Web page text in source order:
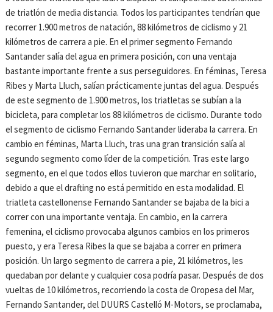
de triatlón de media distancia. Todos los participantes tendrían que
recorrer 1.900 metros de natación, 88 kilómetros de ciclismo y 21
kilómetros de carrera a pie. En el primer segmento Fernando
Santander salía del agua en primera posición, con una ventaja
bastante importante frente a sus perseguidores. En féminas, Teresa
Ribes y Marta Lluch, salían prácticamente juntas del agua. Después
de este segmento de 1.900 metros, los triatletas se subían a la
bicicleta, para completar los 88 kilómetros de ciclismo. Durante todo
el segmento de ciclismo Fernando Santander lideraba la carrera. En
cambio en féminas, Marta Lluch, tras una gran transición salía al
segundo segmento como líder de la competición. Tras este largo
segmento, en el que todos ellos tuvieron que marchar en solitario,
debido a que el drafting no está permitido en esta modalidad. El
triatleta castellonense Fernando Santander se bajaba de la bici a
correr con una importante ventaja. En cambio, en la carrera
femenina, el ciclismo provocaba algunos cambios en los primeros
puesto, y era Teresa Ribes la que se bajaba a correr en primera
posición. Un largo segmento de carrera a pie, 21 kilómetros, les
quedaban por delante y cualquier cosa podría pasar. Después de dos
vueltas de 10 kilómetros, recorriendo la costa de Oropesa del Mar,
Fernando Santander, del DUURS Castelló M-Motors, se proclamaba,